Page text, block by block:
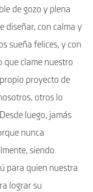
de gozo y plena
diseñar, con calma y
sueña felices, y con
que clame nuestro
proyecto de
otros lo
luego, jamás
nunca
siendo
para quien nuestra
lograr su